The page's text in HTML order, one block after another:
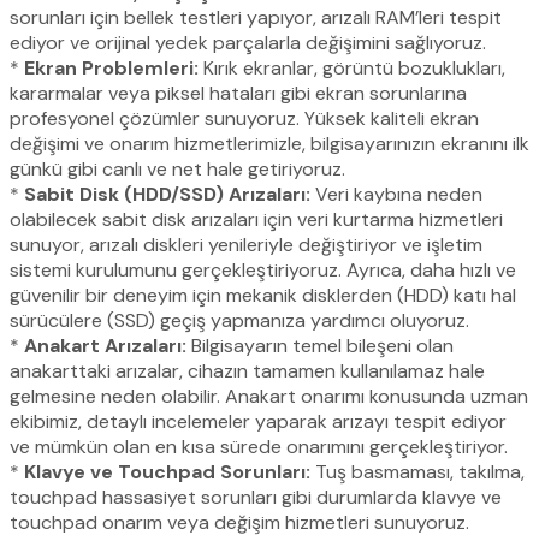
sorunları için bellek testleri yapıyor, arızalı RAM’leri tespit
ediyor ve orijinal yedek parçalarla değişimini sağlıyoruz.
* Ekran Problemleri: Kırık ekranlar, görüntü bozuklukları,
kararmalar veya piksel hataları gibi ekran sorunlarına
profesyonel çözümler sunuyoruz. Yüksek kaliteli ekran
değişimi ve onarım hizmetlerimizle, bilgisayarınızın ekranını ilk
günkü gibi canlı ve net hale getiriyoruz.
* Sabit Disk (HDD/SSD) Arızaları: Veri kaybına neden
olabilecek sabit disk arızaları için veri kurtarma hizmetleri
sunuyor, arızalı diskleri yenileriyle değiştiriyor ve işletim
sistemi kurulumunu gerçekleştiriyoruz. Ayrıca, daha hızlı ve
güvenilir bir deneyim için mekanik disklerden (HDD) katı hal
sürücülere (SSD) geçiş yapmanıza yardımcı oluyoruz.
* Anakart Arızaları: Bilgisayarın temel bileşeni olan
anakarttaki arızalar, cihazın tamamen kullanılamaz hale
gelmesine neden olabilir. Anakart onarımı konusunda uzman
ekibimiz, detaylı incelemeler yaparak arızayı tespit ediyor
ve mümkün olan en kısa sürede onarımını gerçekleştiriyor.
* Klavye ve Touchpad Sorunları: Tuş basmaması, takılma,
touchpad hassasiyet sorunları gibi durumlarda klavye ve
touchpad onarım veya değişim hizmetleri sunuyoruz.